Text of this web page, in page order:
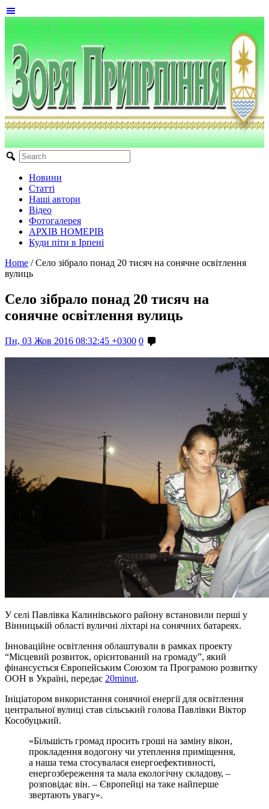
Новини
Статті
Наші автори
Відео
Фотогалерея
АРХІВ НОМЕРІВ
Куди піти в Ірпені
Home / Село зібрало понад 20 тисяч на сонячне освітлення
вулиць
Село зібрало понад 20 тисяч на
сонячне освітлення вулиць
Пн, 03 Жов 2016 08:32:45 +0300 0
У селі Павлівка Калинівського району встановили перші у
Вінницькій області вуличні ліхтарі на сонячних батареях.
Інноваційне освітлення облаштували в рамках проекту
“Місцевий розвиток, орієнтований на громаду”, який
фінансується Європейським Союзом та Програмою розвитку
ООН в Україні, передає 20minut.
Ініціатором використання сонячної енергії для освітлення
центральної вулиці став сільський голова Павлівки Віктор
Кособуцький.
«Більшість громад просить гроші на заміну вікон,
прокладення водогону чи утеплення приміщення,
а наша тема стосувалася енергоефективності,
енергозбереження та мала екологічну складову, –
розповідає він. – Європейці на таке найперше
звертають увагу».